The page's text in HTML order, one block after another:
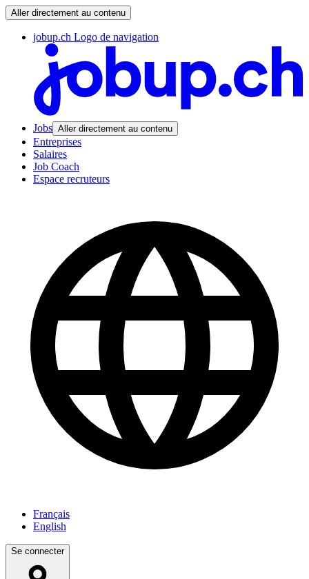
Aller directement au contenu
jobup.ch Logo de navigation
Jobs Aller directement au contenu
Entreprises
Salaires
Job Coach
Espace recruteurs
Français
English
Se connecter